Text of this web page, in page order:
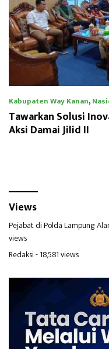
Kabupaten Way Kanan,
Tawarkan Solusi
Aksi Damai Jilid II
Views
Pejabat di Polda Lampung
views
Redaksi- 18,581 views